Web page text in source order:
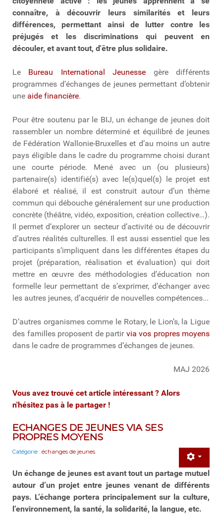
connaître, à découvrir leurs similarités et leurs
différences, permettant ainsi de lutter contre les
préjugés et les discriminations qui peuvent en
découler, et avant tout, d'être plus solidaire.
Le Bureau International Jeunesse gère différents
programmes d’échanges de jeunes permettant d’obtenir
une aide financière.
Pour être soutenu par le BIJ, un échange de jeunes doit
rassembler un nombre déterminé et équilibré de jeunes
de Fédération Wallonie-Bruxelles et d’au moins un autre
pays éligible dans le cadre du programme choisi durant
une courte période. Mené avec un (ou plusieurs)
partenaire(s) identifié(s) avec le(s)quel(s) le projet est
élaboré et réalisé, il est construit autour d’un thème
commun qui débouche généralement sur une production
concrète (théâtre, vidéo, exposition, création collective…).
Il permet d’explorer un secteur d’activité ou de découvrir
d’autres réalités culturelles. Il est aussi essentiel que les
participants s’impliquent dans les différentes étapes du
projet (préparation, réalisation et évaluation) qui doit
mettre en œuvre des méthodologies d’éducation non
formelle leur permettant de s’exprimer, d’échanger avec
les autres jeunes, d’acquérir de nouvelles compétences...
D’autres organismes comme le Rotary, le Lion’s, la Ligue
des familles proposent de partir via vos propres moyens
dans le cadre de programmes d’échanges de jeunes.
MAJ 2026
Vous avez trouvé cet article intéressant ? Alors
n'hésitez pas à le partager !
ECHANGES DE JEUNES VIA SES
PROPRES MOYENS
Catégorie : échanges de jeunes
Un échange de jeunes est avant tout un partage mutuel
autour d’un projet entre jeunes venant de différents
pays. L’échange portera principalement sur la culture,
l’environnement, la santé, la solidarité, la langue, etc.